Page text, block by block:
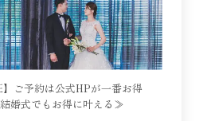
】ご予約は公式HPが一番お得
婚式でもお得に叶える≫